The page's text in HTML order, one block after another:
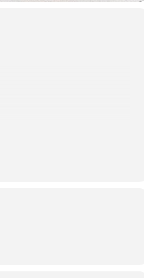
900 bis 1100 Metern Höhe
und Erkundungen. Als
sie eine außergewöhnlich